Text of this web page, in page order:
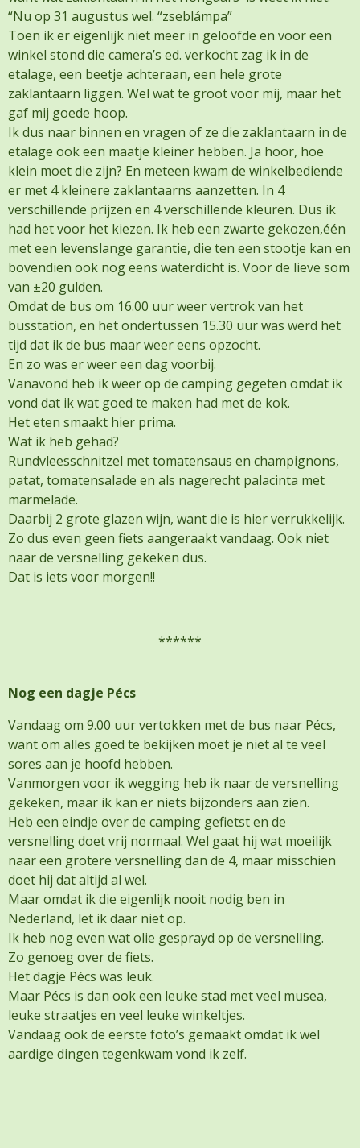
“Nu op 31 augustus wel. “zseblámpa”
Toen ik er eigenlijk niet meer in geloofde en voor een
winkel stond die camera’s ed. verkocht zag ik in de
etalage, een beetje achteraan, een hele grote
zaklantaarn liggen. Wel wat te groot voor mij, maar het
gaf mij goede hoop.
Ik dus naar binnen en vragen of ze die zaklantaarn in de
etalage ook een maatje kleiner hebben. Ja hoor, hoe
klein moet die zijn? En meteen kwam de winkelbediende
er met 4 kleinere zaklantaarns aanzetten. In 4
verschillende prijzen en 4 verschillende kleuren. Dus ik
had het voor het kiezen. Ik heb een zwarte gekozen,één
met een levenslange garantie, die ten een stootje kan en
bovendien ook nog eens waterdicht is. Voor de lieve som
van ±20 gulden.
Omdat de bus om 16.00 uur weer vertrok van het
busstation, en het ondertussen 15.30 uur was werd het
tijd dat ik de bus maar weer eens opzocht.
En zo was er weer een dag voorbij.
Vanavond heb ik weer op de camping gegeten omdat ik
vond dat ik wat goed te maken had met de kok.
Het eten smaakt hier prima.
Wat ik heb gehad?
Rundvleesschnitzel met tomatensaus en champignons,
patat, tomatensalade en als nagerecht palacinta met
marmelade.
Daarbij 2 grote glazen wijn, want die is hier verrukkelijk.
Zo dus even geen fiets aangeraakt vandaag. Ook niet
naar de versnelling gekeken dus.
Dat is iets voor morgen!!
******
Nog een dagje Pécs
Vandaag om 9.00 uur vertokken met de bus naar Pécs,
want om alles goed te bekijken moet je niet al te veel
sores aan je hoofd hebben.
Vanmorgen voor ik wegging heb ik naar de versnelling
gekeken, maar ik kan er niets bijzonders aan zien.
Heb een eindje over de camping gefietst en de
versnelling doet vrij normaal. Wel gaat hij wat moeilijk
naar een grotere versnelling dan de 4, maar misschien
doet hij dat altijd al wel.
Maar omdat ik die eigenlijk nooit nodig ben in
Nederland, let ik daar niet op.
Ik heb nog even wat olie gesprayd op de versnelling.
Zo genoeg over de fiets.
Het dagje Pécs was leuk.
Maar Pécs is dan ook een leuke stad met veel musea,
leuke straatjes en veel leuke winkeltjes.
Vandaag ook de eerste foto’s gemaakt omdat ik wel
aardige dingen tegenkwam vond ik zelf.